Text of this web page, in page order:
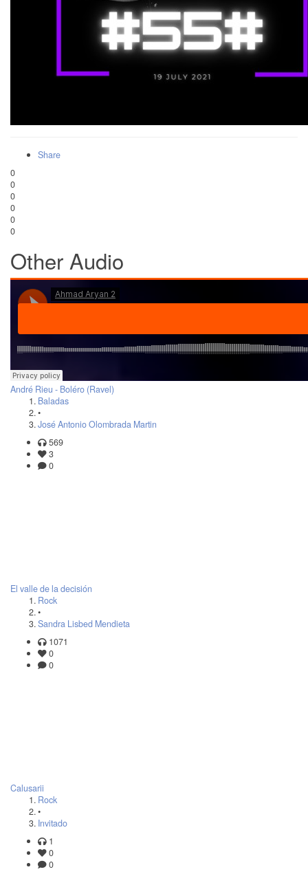
Share
0
0
0
0
0
0
Other Audio
André Rieu - Boléro (Ravel)
Baladas
•
José Antonio Olombrada Martin
569
3
0
El valle de la decisión
Rock
•
Sandra Lisbed Mendieta
1071
0
0
Calusarii
Rock
•
Invitado
1
0
0